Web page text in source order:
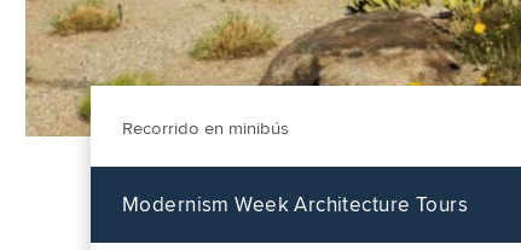
Recorrido en minibús
Modernism Week Architecture Tours